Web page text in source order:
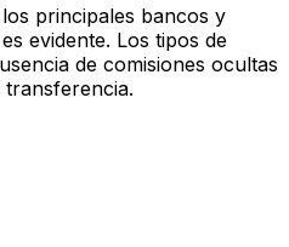
principales bancos y
evidente. Los tipos de
de comisiones ocultas